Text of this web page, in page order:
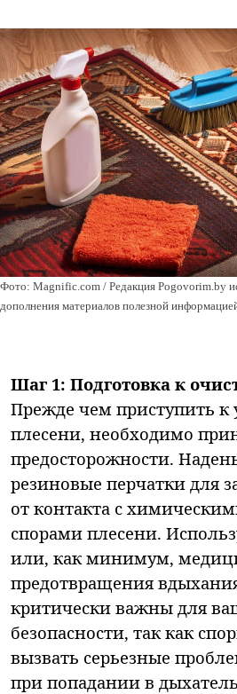
Фото: Magnific.com / Редакция Pogovorim.by
дополнения материалов полезной
Шаг 1: Подготовка к
Прежде чем приступить к
плесени, необходимо
предосторожности.
резиновые перчатки для
от контакта с
спорами плесени.
или, как минимум,
предотвращения
критически важны для
безопасности, так как
вызвать серьезные
при попадании в